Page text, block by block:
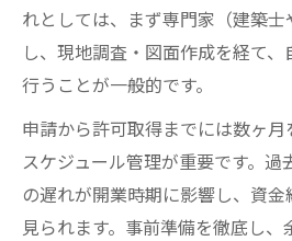
れとしては、まず専門家（建築
し、現地調査・図面作成を経て
行うことが一般的です。
申請から許可取得までには数ヶ月
スケジュール管理が重要です。過
の遅れが開業時期に影響し、資
見られます。事前準備を徹底し